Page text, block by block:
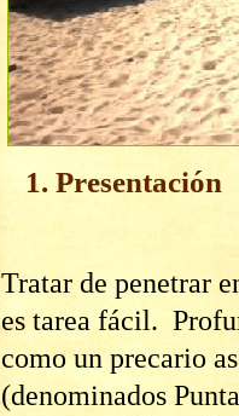
1. Presentación
Tratar de penetrar
es tarea fácil.
como un precario
(denominados